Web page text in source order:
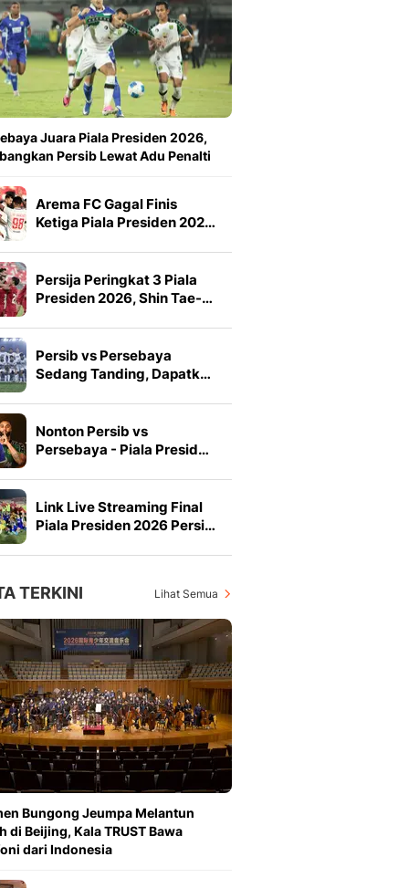
Juara Piala Presiden 2026,
Persib Lewat Adu Penalti
Arema FC Gagal Finis
Ketiga Piala Presiden 202…
Persija Peringkat 3 Piala
Presiden 2026, Shin Tae-…
Persib vs Persebaya
Sedang Tanding, Dapatk…
Nonton Persib vs
Persebaya - Piala Presid…
Link Live Streaming Final
Piala Presiden 2026 Persi…
TERKINI Lihat Semua
Bungong Jeumpa Melantun
di Beijing, Kala TRUST Bawa
dari Indonesia